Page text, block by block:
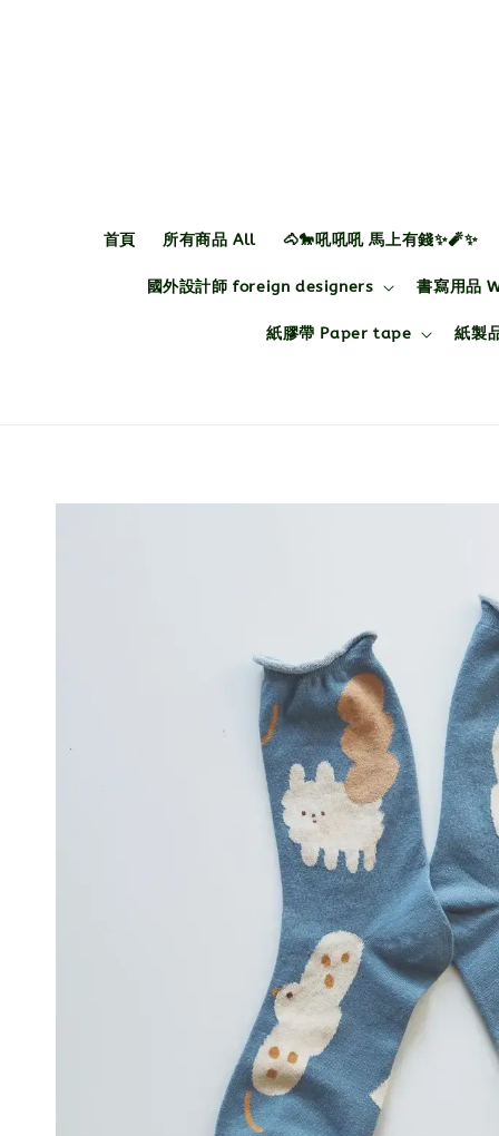
首頁 所有商品 All 🐴🐎吼吼吼 馬上有錢✨🧨✨
國外設計師 foreign designers 書寫用品
紙膠帶 Paper tape 紙製